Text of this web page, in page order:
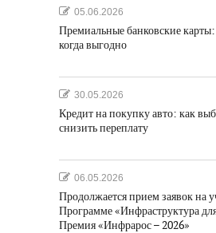
05.06.2026
Премиальные банковские
когда выгодно
30.05.2026
Кредит на покупку авто: как
снизить переплату
06.05.2026
Продолжается прием заявок на
Программе «Инфраструктура
Премия «Инфрарос – 2026»